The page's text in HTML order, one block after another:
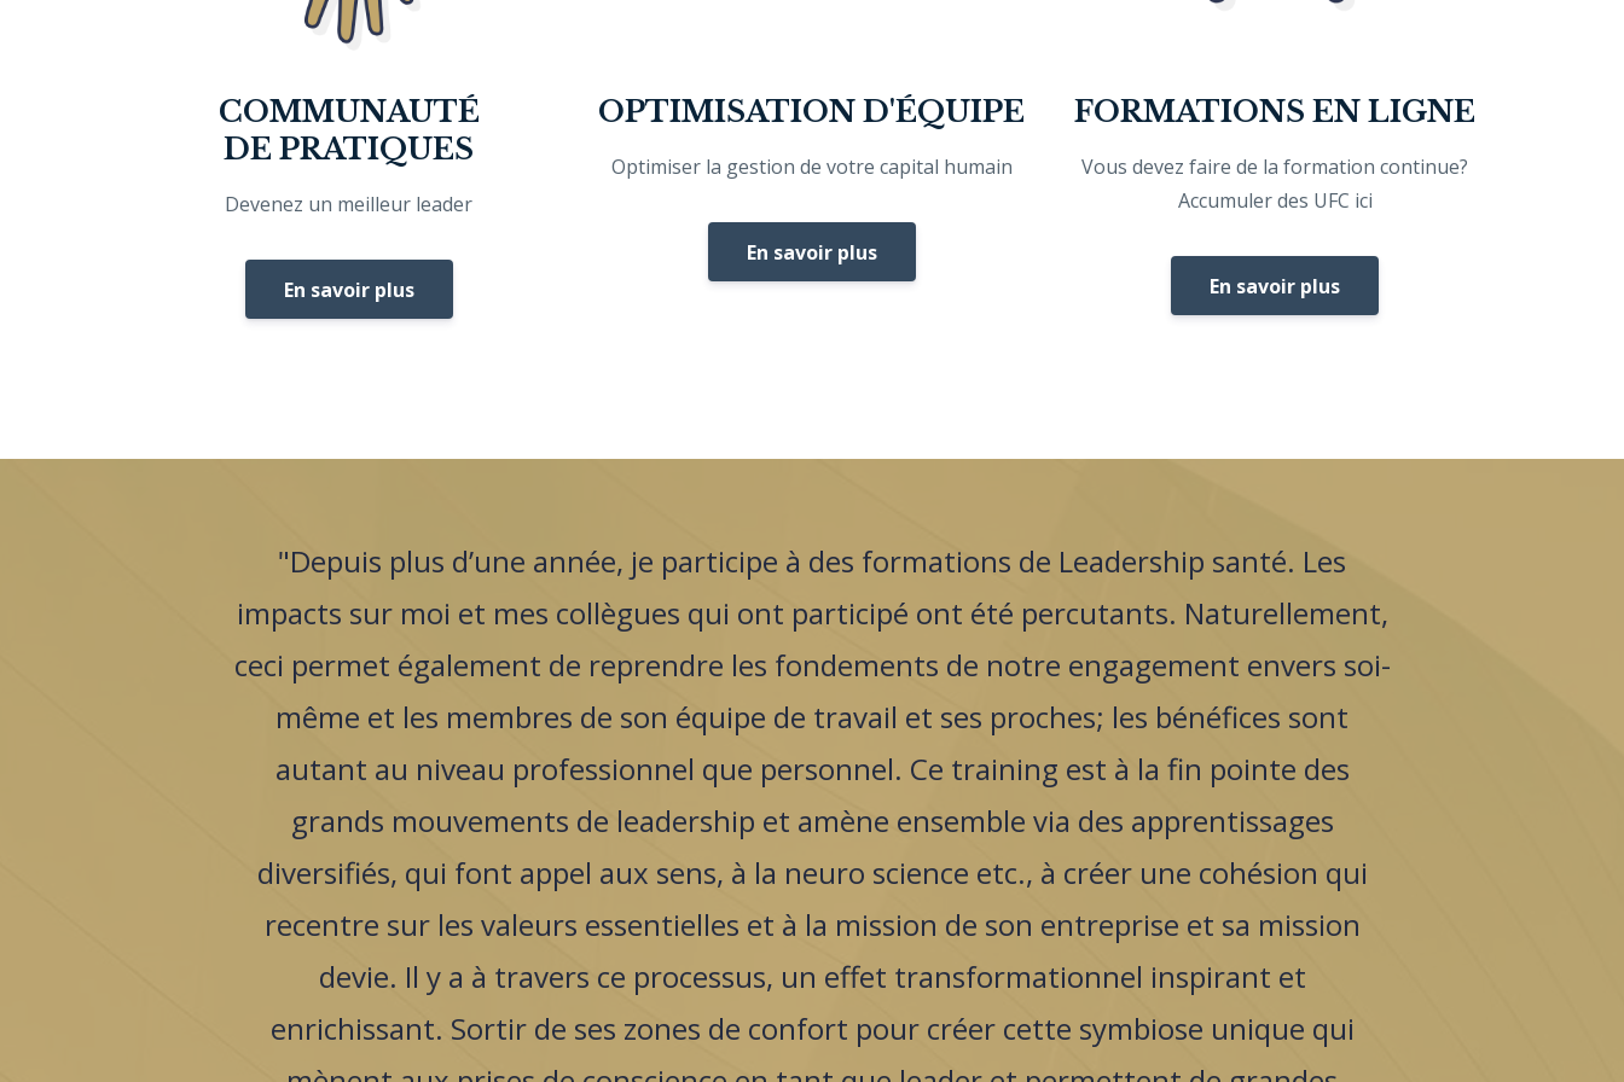
COMMUNAUTÉ
DE PRATIQUES
Devenez un meilleur leader
En savoir plus
OPTIMISATION D'ÉQUIPE
Optimiser la gestion de votre capital humain
En savoir plus
FORMATIONS EN LIGNE
Vous devez faire de la formation continue?
Accumuler des UFC ici
En savoir plus
"Depuis plus d’une année, je participe à des formations de Leadership santé. Les
impacts sur moi et mes collègues qui ont participé ont été percutants. Naturellement,
ceci permet également de reprendre les fondements de notre engagement envers soi-
même et les membres de son équipe de travail et ses proches; les bénéfices sont
autant au niveau professionnel que personnel. Ce training est à la fin pointe des
grands mouvements de leadership et amène ensemble via des apprentissages
diversifiés, qui font appel aux sens, à la neuro science etc., à créer une cohésion qui
recentre sur les valeurs essentielles et à la mission de son entreprise et sa mission
devie. Il y a à travers ce processus, un effet transformationnel inspirant et
enrichissant. Sortir de ses zones de confort pour créer cette symbiose unique qui